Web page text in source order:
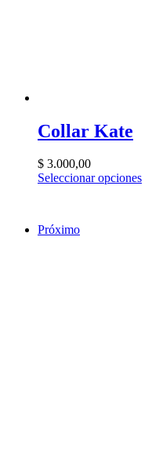
Collar Kate
$ 3.000,00
Seleccionar opciones
Próximo